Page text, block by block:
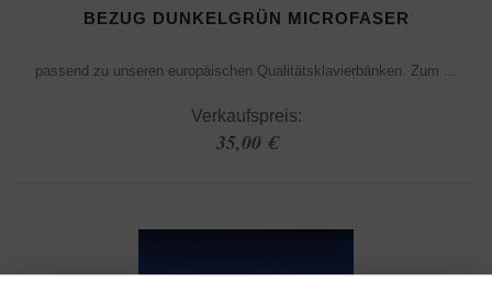
BEZUG DUNKELGRÜN MICROFASER
passend zu unseren europäischen Qualitätsklavierbänken. Zum ...
Verkaufspreis:
35,00 €